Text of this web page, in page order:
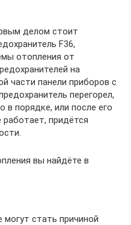
делом стоит
F36,
отопления от
на
части панели приборов с
перегорел,
в порядке, или после его
придётся
вы найдёте в
стать причиной